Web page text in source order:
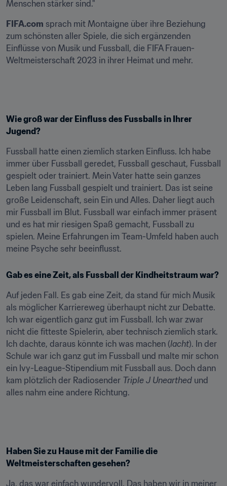
Menschen stärker sind."
FIFA.com sprach mit Montaigne über ihre Beziehung
zum schönsten aller Spiele, die sich ergänzenden
Einflüsse von Musik und Fussball, die FIFA Frauen-
Weltmeisterschaft 2023 in ihrer Heimat und mehr.
Wie groß war der Einfluss des Fussballs in Ihrer
Jugend?
Fussball hatte einen ziemlich starken Einfluss. Ich habe
immer über Fussball geredet, Fussball geschaut, Fussball
gespielt oder trainiert. Mein Vater hatte sein ganzes
Leben lang Fussball gespielt und trainiert. Das ist seine
große Leidenschaft, sein Ein und Alles. Daher liegt auch
mir Fussball im Blut. Fussball war einfach immer präsent
und es hat mir riesigen Spaß gemacht, Fussball zu
spielen. Meine Erfahrungen im Team-Umfeld haben auch
meine Psyche sehr beeinflusst.
Gab es eine Zeit, als Fussball der Kindheitstraum war?
Auf jeden Fall. Es gab eine Zeit, da stand für mich Musik
als möglicher Karriereweg überhaupt nicht zur Debatte.
Ich war eigentlich ganz gut im Fussball. Ich war zwar
nicht die fitteste Spielerin, aber technisch ziemlich stark.
Ich dachte, daraus könnte ich was machen (lacht). In der
Schule war ich ganz gut im Fussball und malte mir schon
ein Ivy-League-Stipendium mit Fussball aus. Doch dann
kam plötzlich der Radiosender Triple J Unearthed und
alles nahm eine andere Richtung.
Haben Sie zu Hause mit der Familie die
Weltmeisterschaften gesehen?
Ja, das war einfach wundervoll. Das haben wir in meiner